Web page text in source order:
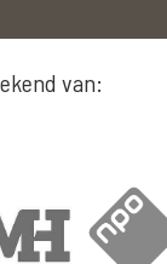
van: